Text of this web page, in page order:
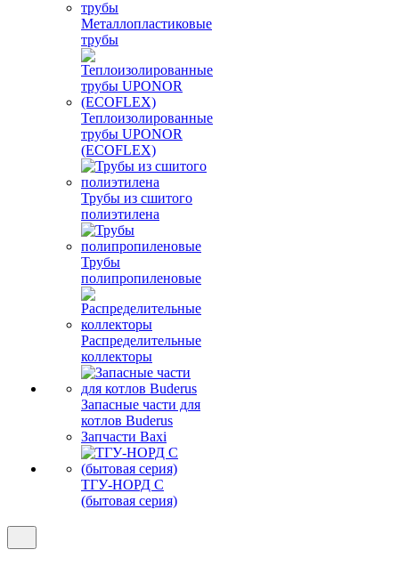
Металлопластиковые
трубы
Теплоизолированные
трубы UPONOR
(ECOFLEX)
Трубы из сшитого
полиэтилена
Трубы
полипропиленовые
Распределительные
коллекторы
Запасные части для
котлов Buderus
Запчасти Baxi
ТГУ-НОРД С
(бытовая серия)